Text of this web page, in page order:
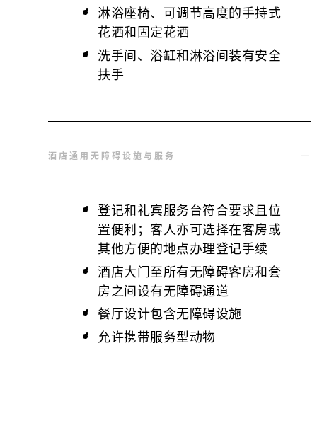
淋浴座椅、可调节高度的手持式
花洒和固定花洒
洗手间、浴缸和淋浴间装有安全
扶手
酒店通用无障碍设施与服务
登记和礼宾服务台符合要求且位
置便利；客人亦可选择在客房或
其他方便的地点办理登记手续
酒店大门至所有无障碍客房和套
房之间设有无障碍通道
餐厅设计包含无障碍设施
允许携带服务型动物